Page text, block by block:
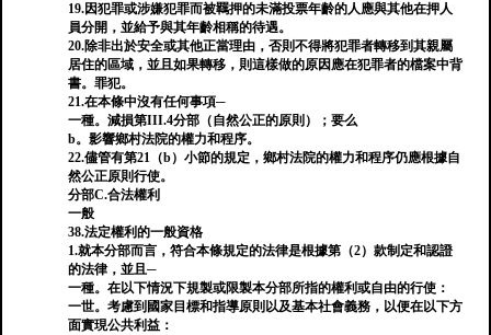
19.因犯罪或涉嫌犯罪而被羈押的未滿投票年齡的人應與其他在押人
員分開，並給予與其年齡相稱的待遇。
20.除非出於安全或其他正當理由，否則不得將犯罪者轉移到其親屬
居住的區域，並且如果轉移，則這樣做的原因應在犯罪者的檔案中背
書。罪犯。
21.在本條中沒有任何事項─
一種。減損第III.4分部（自然公正的原則）；要么
b。影響鄉村法院的權力和程序。
22.儘管有第21（b）小節的規定，鄉村法院的權力和程序仍應根據自
然公正原則行使。
分部C.合法權利
一般
38.法定權利的一般資格
1.就本分部而言，符合本條規定的法律是根據第（2）款制定和認證
的法律，並且─
一種。在以下情況下規製或限製本分部所指的權利或自由的行使：
一世。考慮到國家目標和指導原則以及基本社會義務，以便在以下方
面實現公共利益：